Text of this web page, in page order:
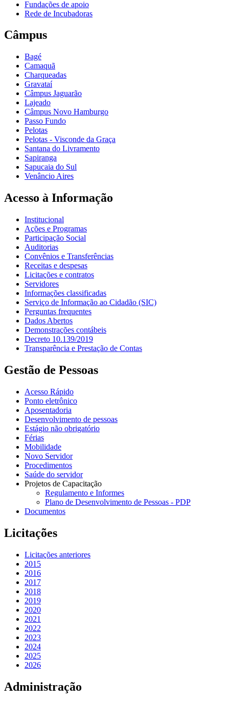
Fundações de apoio
Rede de Incubadoras
Câmpus
Bagé
Camaquã
Charqueadas
Gravataí
Câmpus Jaguarão
Lajeado
Câmpus Novo Hamburgo
Passo Fundo
Pelotas
Pelotas - Visconde da Graça
Santana do Livramento
Sapiranga
Sapucaia do Sul
Venâncio Aires
Acesso à Informação
Institucional
Ações e Programas
Participação Social
Auditorias
Convênios e Transferências
Receitas e despesas
Licitações e contratos
Servidores
Informações classificadas
Serviço de Informação ao Cidadão (SIC)
Perguntas frequentes
Dados Abertos
Demonstrações contábeis
Decreto 10.139/2019
Transparência e Prestação de Contas
Gestão de Pessoas
Acesso Rápido
Ponto eletrônico
Aposentadoria
Desenvolvimento de pessoas
Estágio não obrigatório
Férias
Mobilidade
Novo Servidor
Procedimentos
Saúde do servidor
Projetos de Capacitação
Regulamento e Informes
Plano de Desenvolvimento de Pessoas - PDP
Documentos
Licitações
Licitações anteriores
2015
2016
2017
2018
2019
2020
2021
2022
2023
2024
2025
2026
Administração